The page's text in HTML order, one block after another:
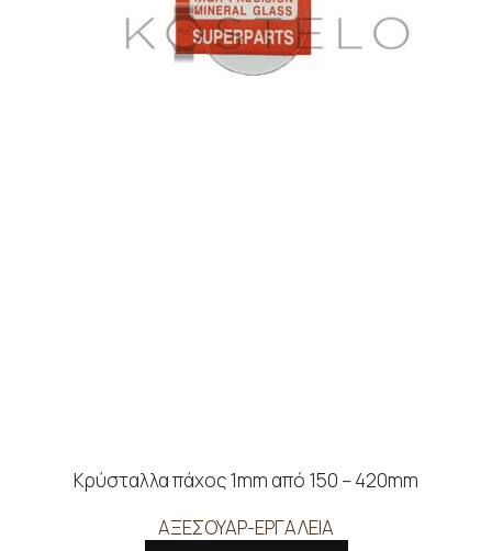
Κρύσταλλα πάχος 1mm από 150 – 420mm
ΑΞΕΣΟΥΑΡ-ΕΡΓΑΛΕΙΑ